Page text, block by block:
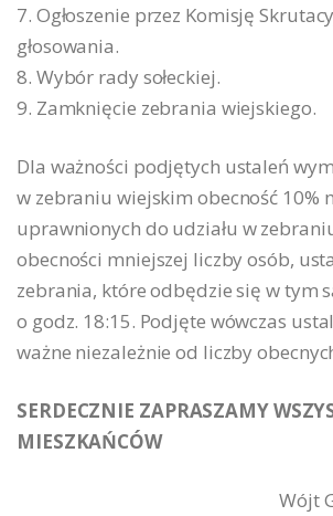
7. Ogłoszenie przez Komisję
głosowania.
8. Wybór rady sołeckiej.
9. Zamknięcie zebrania wiejskiego.
Dla ważności podjętych ustaleń
w zebraniu wiejskim obecność 10%
uprawnionych do udziału w
obecności mniejszej liczby osób,
zebrania, które odbędzie się w tym
o godz. 18:15. Podjęte wówczas
ważne niezależnie od liczby
SERDECZNIE ZAPRASZAMY
MIESZKAŃCÓW
Wójt